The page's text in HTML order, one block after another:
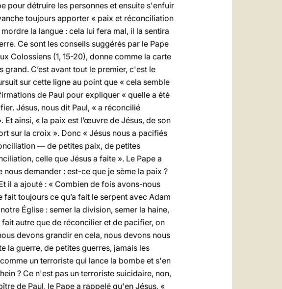
pour détruire les personnes et ensuite s'enfuir
toujours apporter « paix et réconciliation
la langue : cela lui fera mal, il la sentira
Ce sont les conseils suggérés par le Pape
Colossiens (1, 15-20), donne comme la carte
C’est avant tout le premier, c'est le
sur cette ligne au point que « cela semble
de Paul pour expliquer « quelle a été
Jésus, nous dit Paul, « a réconcilié
ainsi, « la paix est l’œuvre de Jésus, de son
sur la croix ». Donc « Jésus nous a pacifiés
— de petites paix, de petites
celle que Jésus a faite ». Le Pape a
demander : est-ce que je sème la paix ?
il a ajouté : « Combien de fois avons-nous
toujours ce qu’a fait le serpent avec Adam
Église : semer la division, semer la haine,
autre que de réconcilier et de pacifier, on
devons grandir en cela, nous devons nous
la guerre, de petites guerres, jamais les
un terroriste qui lance la bombe et s'en
? Ce n'est pas un terroriste suicidaire, non,
de Paul, le Pape a rappelé qu'en Jésus, «